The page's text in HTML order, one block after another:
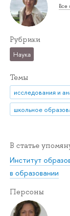
Все
Рубрики
Наука
Темы
исследования и
школьное
В статье
Институт
в образовании
Персоны